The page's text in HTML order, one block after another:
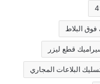
البلاط
قطع ليزر
البلاعات المجاري